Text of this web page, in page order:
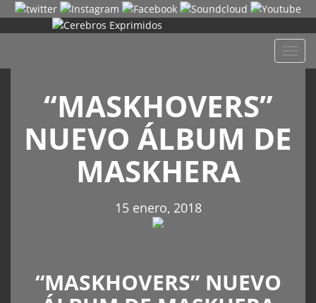
“MASKHOVERS”
NUEVO ÁLBUM DE
MASKHERA
15 enero, 2018
“MASKHOVERS” NUEVO